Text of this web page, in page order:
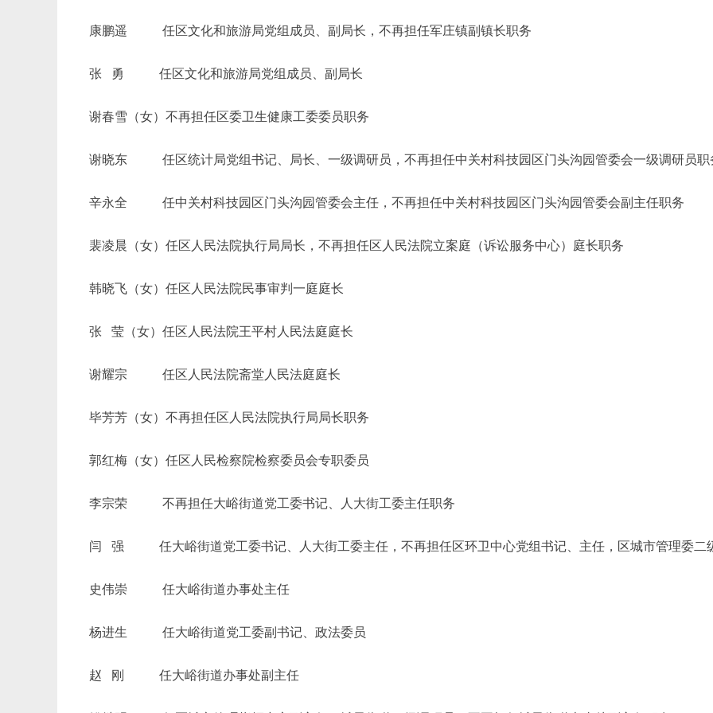
康鹏遥 任区文化和旅游局党组成员、副局长，不再担任军庄镇副镇长职务
张 勇 任区文化和旅游局党组成员、副局长
谢春雪（女）不再担任区委卫生健康工委委员职务
谢晓东 任区统计局党组书记、局长、一级调研员，不再担任中关村科技园区门头沟园管委会一级调研员职
辛永全 任中关村科技园区门头沟园管委会主任，不再担任中关村科技园区门头沟园管委会副主任职务
裴凌晨（女）任区人民法院执行局局长，不再担任区人民法院立案庭（诉讼服务中心）庭长职务
韩晓飞（女）任区人民法院民事审判一庭庭长
张 莹（女）任区人民法院王平村人民法庭庭长
谢耀宗 任区人民法院斋堂人民法庭庭长
毕芳芳（女）不再担任区人民法院执行局局长职务
郭红梅（女）任区人民检察院检察委员会专职委员
李宗荣 不再担任大峪街道党工委书记、人大街工委主任职务
闫 强 任大峪街道党工委书记、人大街工委主任，不再担任区环卫中心党组书记、主任，区城市管理委二
史伟崇 任大峪街道办事处主任
杨进生 任大峪街道党工委副书记、政法委员
赵 刚 任大峪街道办事处副主任